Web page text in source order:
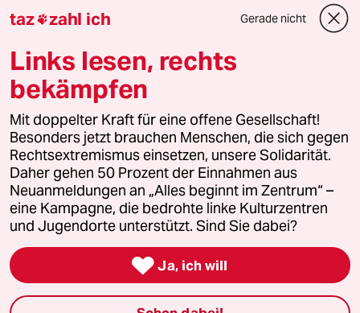
Downloads für Abonnierende
© 2026 taz Verlags und Vertriebs GmbH
Alle Rechte vorbehalten. Bei rechtlichen Fragen oder für Genehmigungen
wenden Sie sich bitte an
lizenzen@taz.de
Feedback Redaktionsstatut Kommune-Richtlinien
Leitlinie Informant Datenschutz Impressum AGB
Seitenwende Einwilligungen widerrufen (Ads)
taz zahl ich Gerade nicht
Links lesen, rechts
bekämpfen
Mit doppelter Kraft für eine offene Gesellschaft!
Besonders jetzt brauchen Menschen, die sich gegen
Rechtsextremismus einsetzen, unsere Solidarität.
Daher gehen 50 Prozent der Einnahmen aus
Neuanmeldungen an „Alles beginnt im Zentrum“ –
eine Kampagne, die bedrohte linke Kulturzentren
und Jugendorte unterstützt. Sind Sie dabei?
 Ja, ich will